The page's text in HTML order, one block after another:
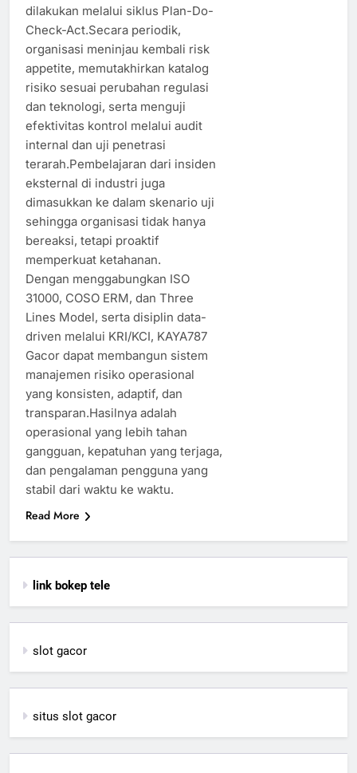
dilakukan melalui siklus Plan-Do-
Check-Act.Secara periodik,
organisasi meninjau kembali risk
appetite, memutakhirkan katalog
risiko sesuai perubahan regulasi
dan teknologi, serta menguji
efektivitas kontrol melalui audit
internal dan uji penetrasi
terarah.Pembelajaran dari insiden
eksternal di industri juga
dimasukkan ke dalam skenario uji
sehingga organisasi tidak hanya
bereaksi, tetapi proaktif
memperkuat ketahanan.
Dengan menggabungkan ISO
31000, COSO ERM, dan Three
Lines Model, serta disiplin data-
driven melalui KRI/KCI, KAYA787
Gacor dapat membangun sistem
manajemen risiko operasional
yang konsisten, adaptif, dan
transparan.Hasilnya adalah
operasional yang lebih tahan
gangguan, kepatuhan yang terjaga,
dan pengalaman pengguna yang
stabil dari waktu ke waktu.
Read More
link bokep tele
slot gacor
situs slot gacor